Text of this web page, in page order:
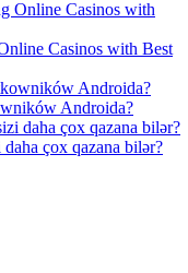
Casinos with Best
Androida?
çox qazana bilər?